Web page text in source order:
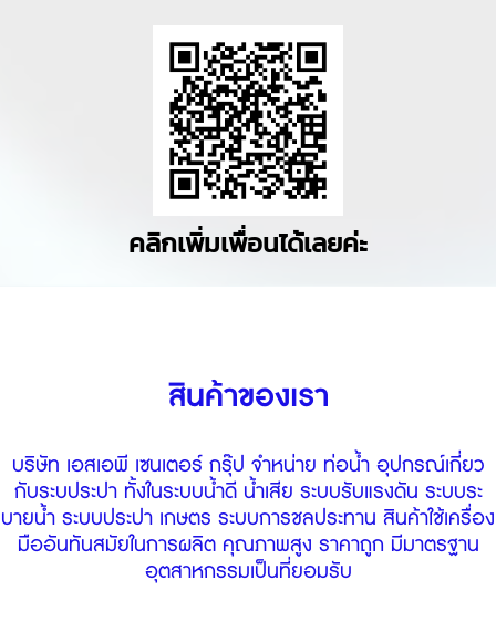
คลิกเพิ่มเพื่อนได้เลยค่ะ
สินค้าของเรา
บริษัท เอสเอพี เซนเตอร์ กรุ๊ป จำหน่าย ท่อนํ้า อุปกรณ์เกี่ยว
กับระบประปา ทั้งในระบบนํ้าดี นํ้าเสีย ระบบรับแรงดัน ระบบระ
บายนํ้า ระบบประปา เกษตร ระบบการชลประทาน สินค้าใช้เครื่อง
มืออันทันสมัยในการผลิต คุณภาพสูง ราคาถูก มีมาตรฐาน
อุตสาหกรรมเป็นที่ยอมรับ